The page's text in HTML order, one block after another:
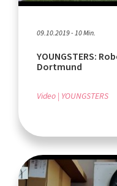
09.10.2019 - 10 Min.
YOUNGSTERS:
Dortmund
Video YOUNGSTERS